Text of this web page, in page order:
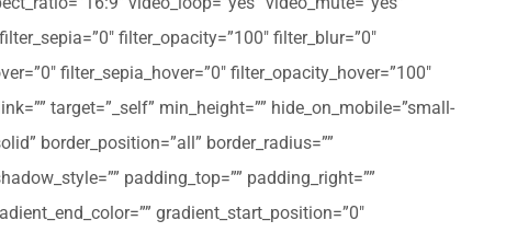
filter_opacity=”100″ filter_blur=”0″
filter_sepia_hover=”0″ filter_opacity_hover=”100″
target=”_self” min_height=”” hide_on_mobile=”small-
border_position=”all” border_radius=””
padding_top=”” padding_right=””
gradient_start_position=”0″